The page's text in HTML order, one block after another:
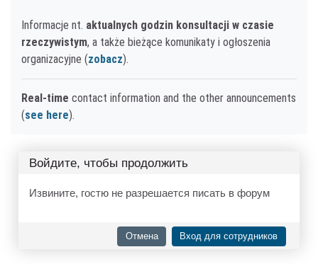
Informacje nt. aktualnych godzin konsultacji w czasie
rzeczywistym, a także bieżące komunikaty i ogłoszenia
organizacyjne (zobacz).
Real-time contact information and the other announcements
(see here).
Войдите, чтобы продолжить
Извините, гостю не разрешается писать в форум
Отмена Вход для сотрудников